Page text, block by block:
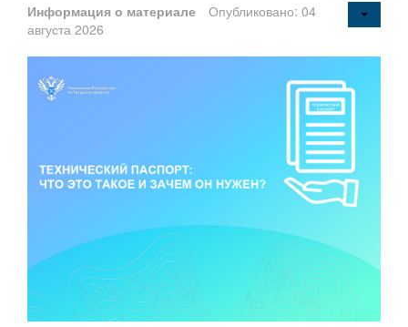
Информация о материале
Опубликовано: 04
августа 2026